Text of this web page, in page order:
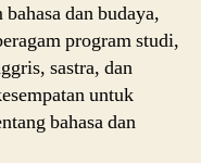
dan budaya,
program studi,
sastra, dan
untuk
bahasa dan